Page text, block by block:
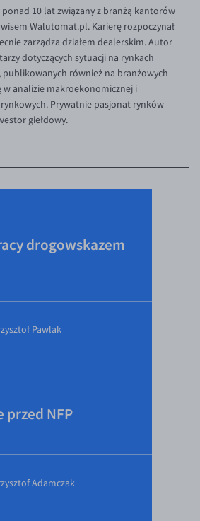
10 lat związany z branżą kantorów
Walutomat.pl. Karierę rozpoczynał
zarządza działem dealerskim. Autor
dotyczących sytuacji na rynkach
publikowanych również na branżowych
w analizie makroekonomicznej i
Prywatnie pasjonat rynków
giełdowy.
drogowskazem
Pawlak
przed NFP
Adamczak